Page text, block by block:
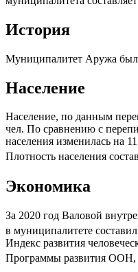
История
Муниципалитет Аружа был
Население
Население, по данным
чел. По сравнению с
населения изменилась на
Плотность населения
Экономика
За 2020 год Валовой
в муниципалитете
Индекс развития
Программы развития ООН